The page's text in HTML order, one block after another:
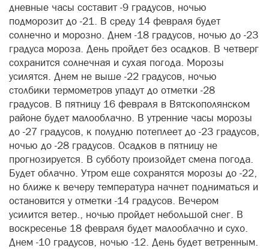
дневные часы составит -9 градусов, ночью
подморозит до -21. В среду 14 февраля будет
солнечно и морозно. Днем -18 градусов, ночью до -23
градуса мороза. День пройдет без осадков. В четверг
сохранится солнечная и сухая погода. Морозы
усилятся. Днем не выше -22 градусов, ночью
столбики термометров упадут до отметки -28
градусов. В пятницу 16 февраля в Вятскополянском
районе будет малооблачно. В утренние часы морозы
до -27 градусов, к полудню потеплеет до -23 градусов,
ночью до -28 градусов. Осадков в пятницу не
прогнозируется. В субботу произойдет смена погода.
Будет облачно. Утром еще сохранятся морозы до -22,
но ближе к вечеру температура начнет подниматься и
остановится у отметки -14 градусов. Вечером
усилится ветер., ночью пройдет небольшой снег. В
воскресенье 18 февраля будет малооблачно и сухо.
Днем -10 градусов, ночью -12. День будет ветренным.